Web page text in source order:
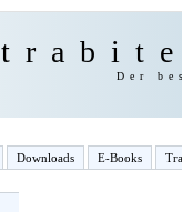
Der
Downloads E-Books